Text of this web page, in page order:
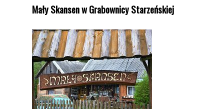
Mały Skansen w Grabownicy Starzeńskiej